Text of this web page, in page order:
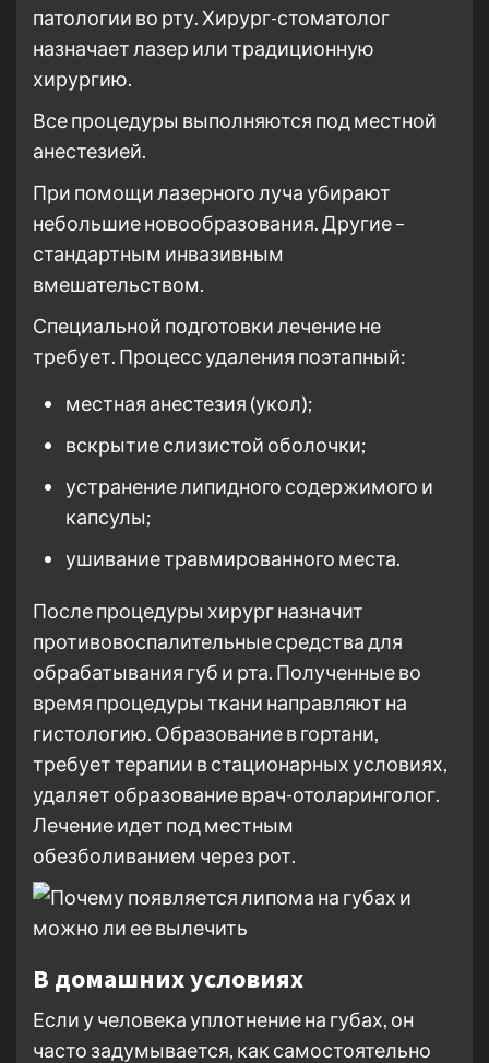
патологии во рту. Хирург-стоматолог
назначает лазер или традиционную
хирургию.
Все процедуры выполняются под местной
анестезией.
При помощи лазерного луча убирают
небольшие новообразования. Другие –
стандартным инвазивным
вмешательством.
Специальной подготовки лечение не
требует. Процесс удаления поэтапный:
местная анестезия (укол);
вскрытие слизистой оболочки;
устранение липидного содержимого и
капсулы;
ушивание травмированного места.
После процедуры хирург назначит
противовоспалительные средства для
обрабатывания губ и рта. Полученные во
время процедуры ткани направляют на
гистологию. Образование в гортани,
требует терапии в стационарных условиях,
удаляет образование врач-отоларинголог.
Лечение идет под местным
обезболиванием через рот.
В домашних условиях
Если у человека уплотнение на губах, он
часто задумывается, как самостоятельно